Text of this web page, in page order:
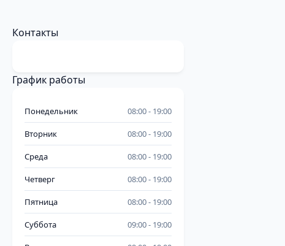
Контакты
График работы
Понедельник 08:00 19:00
Вторник 08:00 19:00
Среда 08:00 19:00
Четверг 08:00 19:00
Пятница 08:00 19:00
Суббота 09:00 19:00